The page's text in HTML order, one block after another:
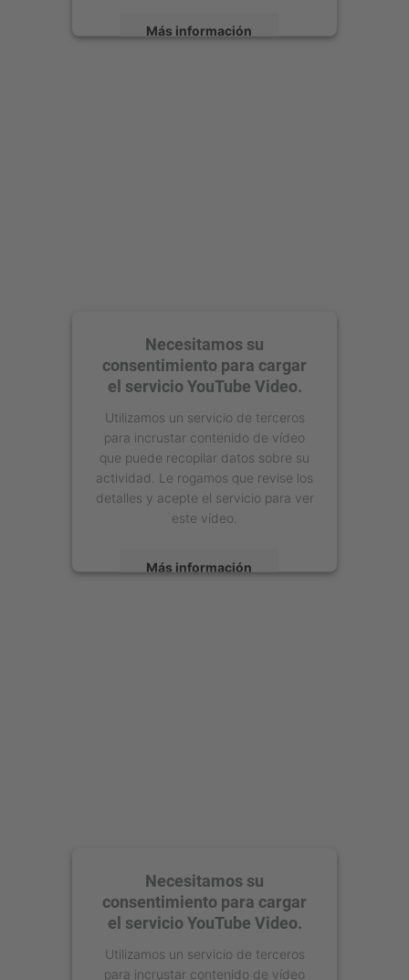
Más información
Necesitamos su
consentimiento para cargar
el servicio YouTube Video.
Utilizamos un servicio de terceros
para incrustar contenido de vídeo
que puede recopilar datos sobre su
actividad. Le rogamos que revise los
detalles y acepte el servicio para ver
este vídeo.
Más información
Necesitamos su
consentimiento para cargar
el servicio YouTube Video.
Utilizamos un servicio de terceros
para incrustar contenido de vídeo